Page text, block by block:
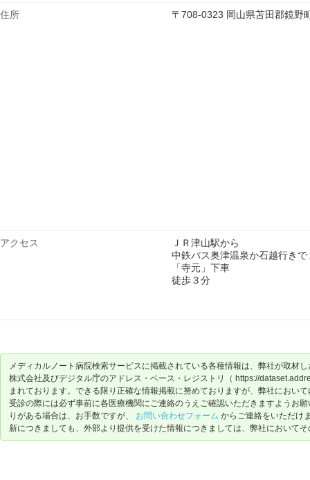
住所 〒708-0323 岡山県苫田郡鏡野
アクセス
ＪＲ津山駅から
中鉄バス奥津温泉か石越行きで
「寺元」下車
徒歩３分
メディカルノート病院検索サービスに掲載されている各種情報は、弊社が取材
株式会社及びデジタル庁のアドレス・ベース・レジストリ（ https://
まれております。できる限り正確な情報掲載に努めておりますが、弊社におい
受診の際には必ず事前に各医療機関にご連絡のうえご確認いただきますようお
りがある場合は、お手数ですが、 お問い合わせフォーム からご連絡をいただけ
新につきましても、外部より提供を受けた情報につきましては、弊社において